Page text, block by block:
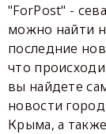
"ForPost" -
можно найти
последние
что
вы найдете
новости
Крыма, а